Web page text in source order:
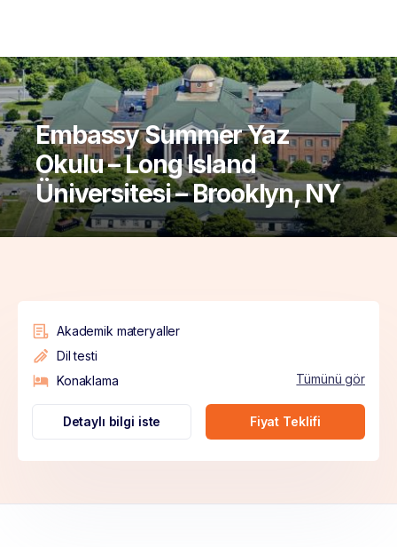
Embassy Summer Yaz
Okulu – Long Island
Üniversitesi – Brooklyn, NY
Akademik materyaller
Dil testi
Konaklama
Tümünü gör
Detaylı bilgi iste Fiyat Teklifi